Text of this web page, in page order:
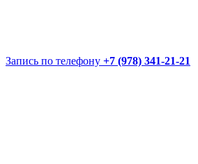
Запись по телефону +7 (978) 341-21-21